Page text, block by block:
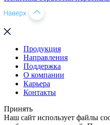
Продукция
Направления
Поддержка
О компании
Карьера
Контакты
Принять
Наш сайт использует файлы